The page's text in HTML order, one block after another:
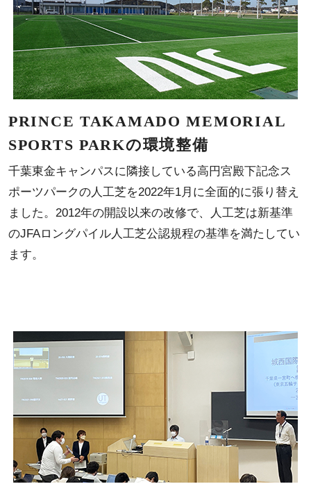
PRINCE TAKAMADO MEMORIAL
SPORTS PARKの環境整備
千葉東金キャンパスに隣接している高円宮殿下記念ス
ポーツパークの人工芝を2022年1月に全面的に張り替え
ました。2012年の開設以来の改修で、人工芝は新基準
のJFAロングパイル人工芝公認規程の基準を満たしてい
ます。